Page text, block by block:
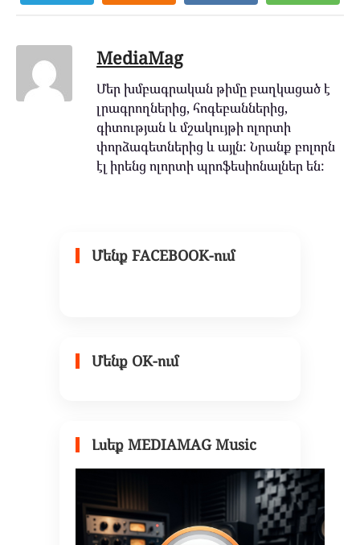
MediaMag
Մեր խմբագրական թիմը բաղկացած է
լրագրողներից, հոգեբաններից,
գիտության և մշակույթի ոլորտի
փորձագետներից և այլն: Նրանք բոլորն
էլ իրենց ոլորտի պրոֆեսիոնալներ են:
Մենք FACEBOOK-ում
Մենք OK-ում
Լսեք MEDIAMAG Music